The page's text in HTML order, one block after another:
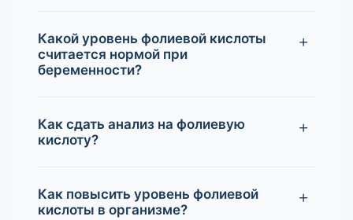
Какой уровень фолиевой кислоты
считается нормой при
беременности?
Как сдать анализ на фолиевую
кислоту?
Как повысить уровень фолиевой
кислоты в организме?